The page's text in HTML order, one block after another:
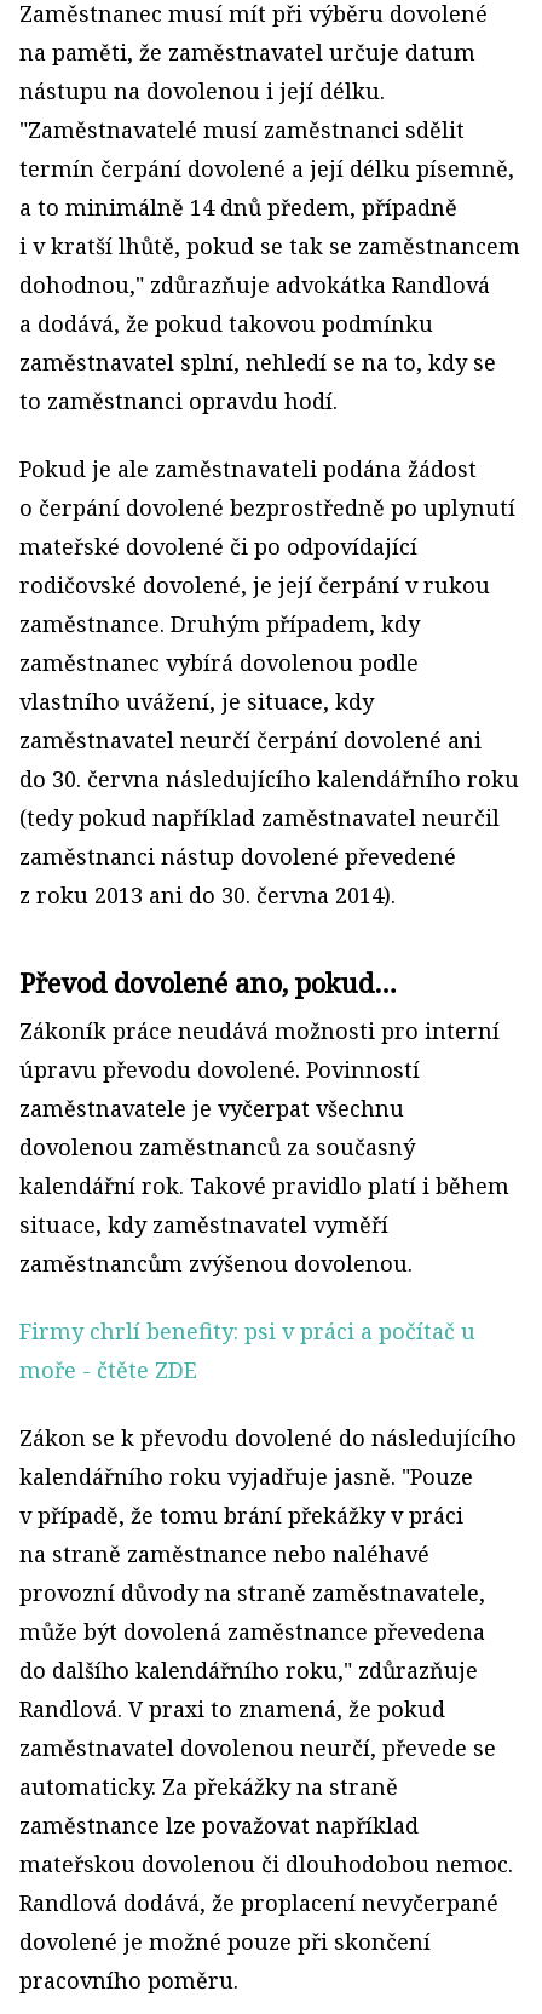
Zaměstnanec musí mít při výběru dovolené
na paměti, že zaměstnavatel určuje datum
nástupu na dovolenou i její délku.
"Zaměstnavatelé musí zaměstnanci sdělit
termín čerpání dovolené a její délku písemně,
a to minimálně 14 dnů předem, případně
i v kratší lhůtě, pokud se tak se zaměstnancem
dohodnou," zdůrazňuje advokátka Randlová
a dodává, že pokud takovou podmínku
zaměstnavatel splní, nehledí se na to, kdy se
to zaměstnanci opravdu hodí.
Pokud je ale zaměstnavateli podána žádost
o čerpání dovolené bezprostředně po uplynutí
mateřské dovolené či po odpovídající
rodičovské dovolené, je její čerpání v rukou
zaměstnance. Druhým případem, kdy
zaměstnanec vybírá dovolenou podle
vlastního uvážení, je situace, kdy
zaměstnavatel neurčí čerpání dovolené ani
do 30. června následujícího kalendářního roku
(tedy pokud například zaměstnavatel neurčil
zaměstnanci nástup dovolené převedené
z roku 2013 ani do 30. června 2014).
Převod dovolené ano, pokud…
Zákoník práce neudává možnosti pro interní
úpravu převodu dovolené. Povinností
zaměstnavatele je vyčerpat všechnu
dovolenou zaměstnanců za současný
kalendářní rok. Takové pravidlo platí i během
situace, kdy zaměstnavatel vyměří
zaměstnancům zvýšenou dovolenou.
Firmy chrlí benefity: psi v práci a počítač u
moře - čtěte ZDE
Zákon se k převodu dovolené do následujícího
kalendářního roku vyjadřuje jasně. "Pouze
v případě, že tomu brání překážky v práci
na straně zaměstnance nebo naléhavé
provozní důvody na straně zaměstnavatele,
může být dovolená zaměstnance převedena
do dalšího kalendářního roku," zdůrazňuje
Randlová. V praxi to znamená, že pokud
zaměstnavatel dovolenou neurčí, převede se
automaticky. Za překážky na straně
zaměstnance lze považovat například
mateřskou dovolenou či dlouhodobou nemoc.
Randlová dodává, že proplacení nevyčerpané
dovolené je možné pouze při skončení
pracovního poměru.